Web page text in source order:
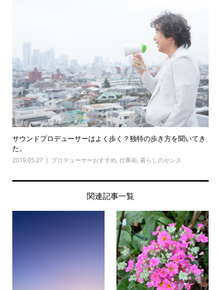
サウンドプロデューサーはよく歩く？独特の歩き方を聞いてき
た。
2019.05.27 プロデューサーおすすめ, 仕事術, 暮らしのセンス
関連記事一覧